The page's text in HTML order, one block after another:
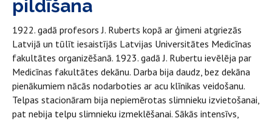
pildīšana
1922. gadā profesors J. Ruberts kopā ar ģimeni atgriezās
Latvijā un tūlīt iesaistījās Latvijas Universitātes Medicīnas
fakultātes organizēšanā. 1923. gadā J. Rubertu ievēlēja par
Medicīnas fakultātes dekānu. Darba bija daudz, bez dekāna
pienākumiem nācās nodarboties ar acu klīnikas veidošanu.
Telpas stacionāram bija nepiemērotas slimnieku izvietošanai,
pat nebija telpu slimnieku izmeklēšanai. Sākās intensīvs,